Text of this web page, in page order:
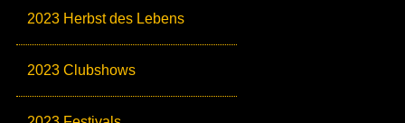
2023 Herbst des Lebens
2023 Clubshows